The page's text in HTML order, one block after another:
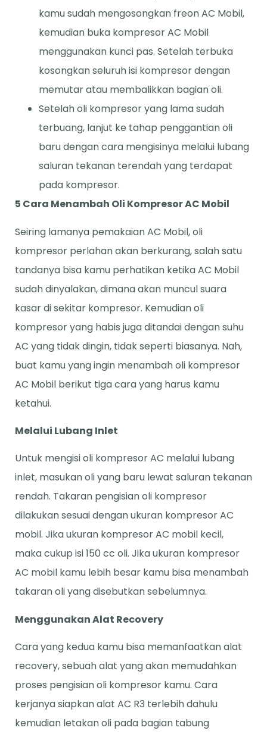
kamu sudah mengosongkan freon AC Mobil,
kemudian buka kompresor AC Mobil
menggunakan kunci pas. Setelah terbuka
kosongkan seluruh isi kompresor dengan
memutar atau membalikkan bagian oli.
Setelah oli kompresor yang lama sudah
terbuang, lanjut ke tahap penggantian oli
baru dengan cara mengisinya melalui lubang
saluran tekanan terendah yang terdapat
pada kompresor.
5 Cara Menambah Oli Kompresor AC Mobil
Seiring lamanya pemakaian AC Mobil, oli
kompresor perlahan akan berkurang, salah satu
tandanya bisa kamu perhatikan ketika AC Mobil
sudah dinyalakan, dimana akan muncul suara
kasar di sekitar kompresor. Kemudian oli
kompresor yang habis juga ditandai dengan suhu
AC yang tidak dingin, tidak seperti biasanya. Nah,
buat kamu yang ingin menambah oli kompresor
AC Mobil berikut tiga cara yang harus kamu
ketahui.
Melalui Lubang Inlet
Untuk mengisi oli kompresor AC melalui lubang
inlet, masukan oli yang baru lewat saluran tekanan
rendah. Takaran pengisian oli kompresor
dilakukan sesuai dengan ukuran kompresor AC
mobil. Jika ukuran kompresor AC mobil kecil,
maka cukup isi 150 cc oli. Jika ukuran kompresor
AC mobil kamu lebih besar kamu bisa menambah
takaran oli yang disebutkan sebelumnya.
Menggunakan Alat Recovery
Cara yang kedua kamu bisa memanfaatkan alat
recovery, sebuah alat yang akan memudahkan
proses pengisian oli kompresor kamu. Cara
kerjanya siapkan alat AC R3 terlebih dahulu
kemudian letakan oli pada bagian tabung